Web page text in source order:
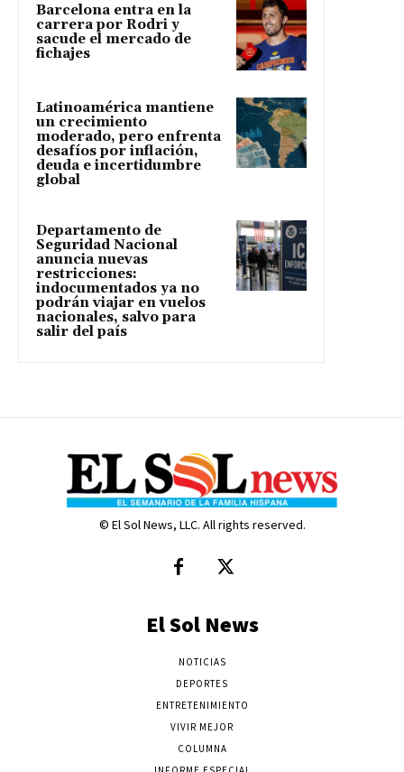
Barcelona entra en la
carrera por Rodri y
sacude el mercado de
fichajes
Latinoamérica mantiene
un crecimiento
moderado, pero enfrenta
desafíos por inflación,
deuda e incertidumbre
global
Departamento de
Seguridad Nacional
anuncia nuevas
restricciones:
indocumentados ya no
podrán viajar en vuelos
nacionales, salvo para
salir del país
© El Sol News, LLC. All rights reserved.
El Sol News
NOTICIAS
DEPORTES
ENTRETENIMIENTO
VIVIR MEJOR
COLUMNA